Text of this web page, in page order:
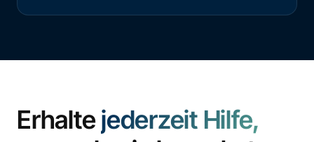
Erhaltejederzeit Hilfe,